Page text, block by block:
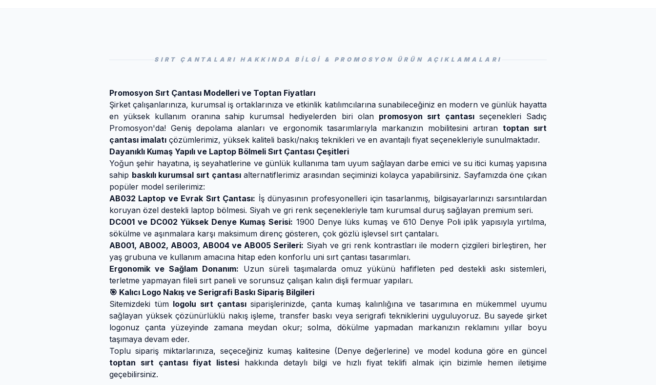
SIRT ÇANTALARI HAKKINDA BİLGİ & PROMOSYON ÜRÜN AÇIKLAMALARI
Promosyon Sırt Çantası Modelleri ve Toptan Fiyatları
Şirket çalışanlarınıza, kurumsal iş ortaklarınıza ve etkinlik katılımcılarına sunabileceğiniz en modern ve günlük hayatta
en yüksek kullanım oranına sahip kurumsal hediyelerden biri olan promosyon sırt çantasıseçenekleri Sadıç
Promosyon'da! Geniş depolama alanları ve ergonomik tasarımlarıyla markanızın mobilitesini artırantoptan sırt
çantası imalatı çözümlerimiz, yüksek kaliteli baskı/nakış teknikleri ve en avantajlı fiyat seçenekleriyle sunulmaktadır.
Dayanıklı Kumaş Yapılı ve Laptop Bölmeli Sırt Çantası Çeşitleri
Yoğun şehir hayatına, iş seyahatlerine ve günlük kullanıma tam uyum sağlayan darbe emici ve su itici kumaş yapısına
sahip baskılı kurumsal sırt çantasıalternatiflerimiz arasından seçiminizi kolayca yapabilirsiniz. Sayfamızda öne çıkan
popüler model serilerimiz:
AB032 Laptop ve Evrak Sırt Çantası: İş dünyasının profesyonelleri için tasarlanmış, bilgisayarlarınızı sarsıntılardan
koruyan özel destekli laptop bölmesi. Siyah ve gri renk seçenekleriyle tam kurumsal duruş sağlayan premium seri.
DC001 ve DC002 Yüksek Denye Kumaş Serisi: 1900 Denye lüks kumaş ve 610 Denye Poli iplik yapısıyla yırtılma,
sökülme ve aşınmalara karşı maksimum direnç gösteren, çok gözlü işlevsel sırt çantaları.
AB001, AB002, AB003, AB004 ve AB005 Serileri: Siyah ve gri renk kontrastları ile modern çizgileri birleştiren, her
yaş grubuna ve kullanım amacına hitap eden konforlu uni sırt çantası tasarımları.
Ergonomik ve Sağlam Donanım: Uzun süreli taşımalarda omuz yükünü hafifleten ped destekli askı sistemleri,
terletme yapmayan fileli sırt paneli ve sorunsuz çalışan kalın dişli fermuar yapıları.
🎯 Kalıcı Logo Nakış ve Serigrafi Baskı Sipariş Bilgileri
Sitemizdeki tüm logolu sırt çantasısiparişlerinizde, çanta kumaş kalınlığına ve tasarımına en mükemmel uyumu
sağlayan yüksek çözünürlüklü nakış işleme, transfer baskı veya serigrafi tekniklerini uyguluyoruz. Bu sayede şirket
logonuz çanta yüzeyinde zamana meydan okur; solma, dökülme yapmadan markanızın reklamını yıllar boyu
taşımaya devam eder.
Toplu sipariş miktarlarınıza, seçeceğiniz kumaş kalitesine (Denye değerlerine) ve model koduna göre en güncel
toptan sırt çantası fiyat listesihakkında detaylı bilgi ve hızlı fiyat teklifi almak için bizimle hemen iletişime
geçebilirsiniz.